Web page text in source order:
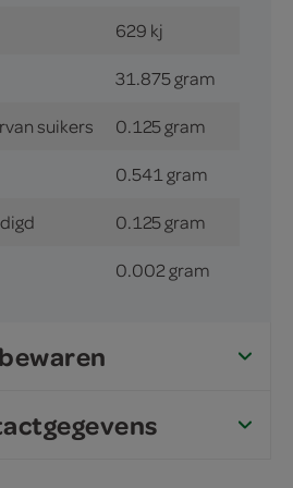
629 kj
31.875 gram
suikers 0.125 gram
0.541 gram
0.125 gram
0.002 gram
bewaren